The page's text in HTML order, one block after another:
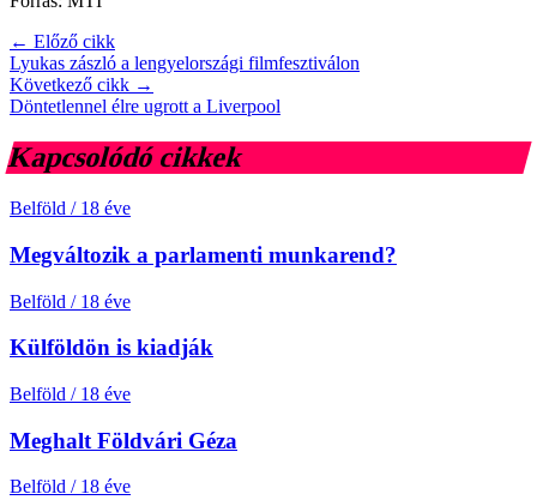
← Előző cikk
Lyukas zászló a lengyelországi filmfesztiválon
Következő cikk →
Döntetlennel élre ugrott a Liverpool
Kapcsolódó cikkek
Belföld / 18 éve
Megváltozik a parlamenti munkarend?
Belföld / 18 éve
Külföldön is kiadják
Belföld / 18 éve
Meghalt Földvári Géza
Belföld / 18 éve